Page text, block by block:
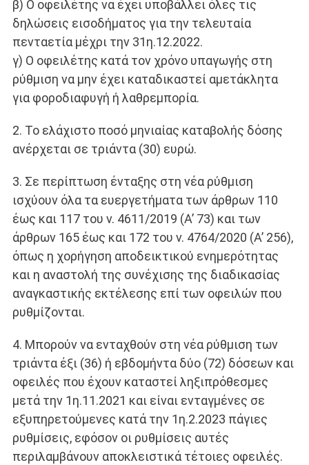
β) Ο οφειλέτης να έχει υποβάλλει όλες τις
δηλώσεις εισοδήματος για την τελευταία
πενταετία μέχρι την 31η.12.2022.
γ) Ο οφειλέτης κατά τον χρόνο υπαγωγής στη
ρύθμιση να μην έχει καταδικαστεί αμετάκλητα
για φοροδιαφυγή ή λαθρεμπορία.
2. Το ελάχιστο ποσό μηνιαίας καταβολής δόσης
ανέρχεται σε τριάντα (30) ευρώ.
3. Σε περίπτωση ένταξης στη νέα ρύθμιση
ισχύουν όλα τα ευεργετήματα των άρθρων 110
έως και 117 του ν. 4611/2019 (Α’ 73) και των
άρθρων 165 έως και 172 του ν. 4764/2020 (Α’ 256),
όπως η χορήγηση αποδεικτικού ενημερότητας
και η αναστολή της συνέχισης της διαδικασίας
αναγκαστικής εκτέλεσης επί των οφειλών που
ρυθμίζονται.
4. Μπορούν να ενταχθούν στη νέα ρύθμιση των
τριάντα έξι (36) ή εβδομήντα δύο (72) δόσεων και
οφειλές που έχουν καταστεί ληξιπρόθεσμες
μετά την 1η.11.2021 και είναι ενταγμένες σε
εξυπηρετούμενες κατά την 1η.2.2023 πάγιες
ρυθμίσεις, εφόσον οι ρυθμίσεις αυτές
περιλαμβάνουν αποκλειστικά τέτοιες οφειλές.